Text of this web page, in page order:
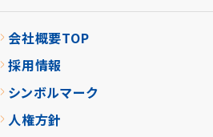
会社概要TOP
採用情報
シンボルマーク
人権方針